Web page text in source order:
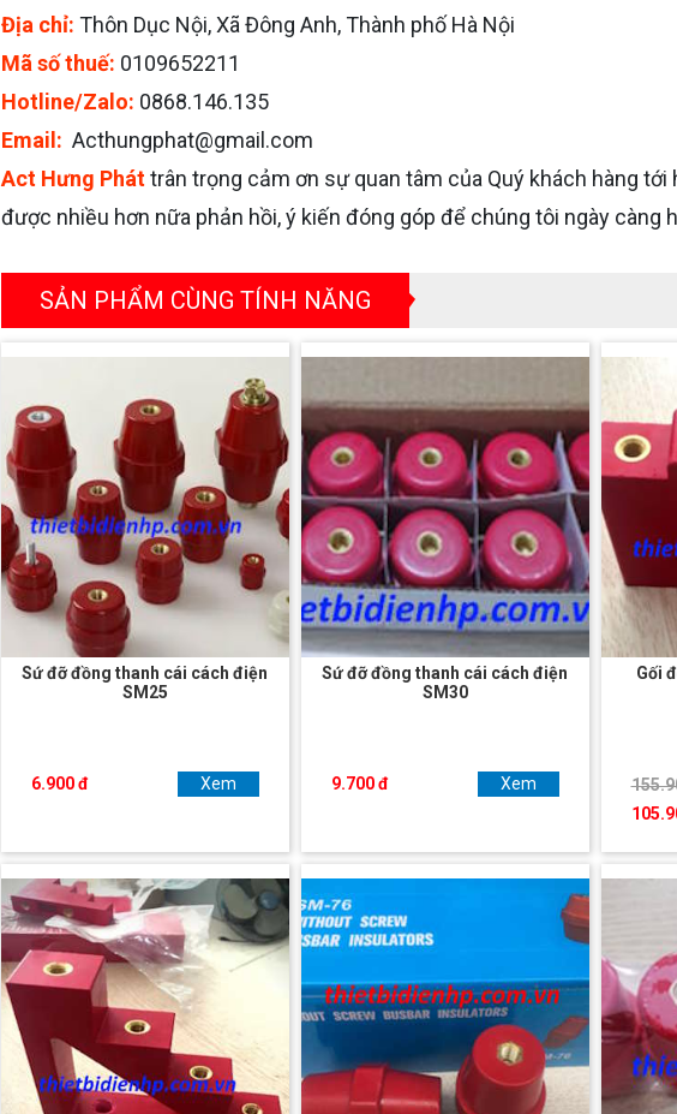
Địa chỉ: Thôn Dục Nội, Xã Đông Anh, Thành phố Hà Nội
Mã số thuế: 0109652211
Hotline/Zalo: 0868.146.135
Email: Acthungphat@gmail.com
Act Hưng Pháttrân trọng cảm ơn sự quan tâm của Quý khách hàng
được nhiều hơn nữa phản hồi, ý kiến đóng góp để chúng tôi ngày càng
SẢN PHẨM CÙNG TÍNH NĂNG
Sứ đỡ đồng thanh cái cách điện
SM25
6.900 đ Xem
Sứ đỡ đồng thanh cái cách điện
SM30
9.700 đ Xem
Gối